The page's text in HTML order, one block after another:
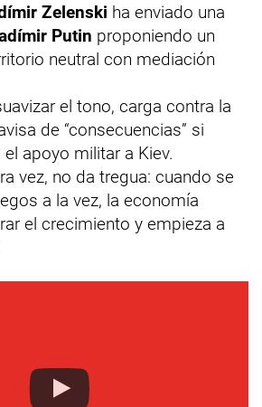
Zelenski ha enviado una
Putin proponiendo un
neutral con mediación
el tono, carga contra la
de “consecuencias” si
apoyo militar a Kiev.
vez, no da tregua: cuando se
a la vez, la economía
el crecimiento y empieza a